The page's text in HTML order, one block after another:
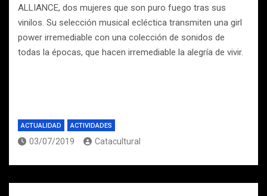
ALLIANCE, dos mujeres que son puro fuego tras sus
vinilos. Su selección musical ecléctica transmiten una girl
power irremediable con una colección de sonidos de
todas la épocas, que hacen irremediable la alegría de vivir.
ACTUALIDAD ACTIVIDADES
03/07/2019 Catacultural